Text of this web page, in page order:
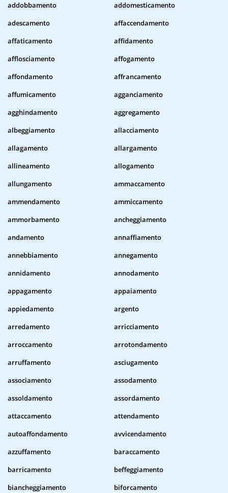
addobbamento
addomesticamento
adescamento
affaccendamento
affaticamento
affidamento
afflosciamento
affogamento
affondamento
affrancamento
affumicamento
agganciamento
agghindamento
aggregamento
albeggiamento
allacciamento
allagamento
allargamento
allineamento
allogamento
allungamento
ammaccamento
ammendamento
ammiccamento
ammorbamento
ancheggiamento
andamento
annaffiamento
annebbiamento
annegamento
annidamento
annodamento
appagamento
appaiamento
appiedamento
argento
arredamento
arricciamento
arroccamento
arrotondamento
arruffamento
asciugamento
associamento
assodamento
assoldamento
assordamento
attaccamento
attendamento
autoaffondamento
avvicendamento
azzuffamento
baraccamento
barricamento
beffeggiamento
biancheggiamento
biforcamento